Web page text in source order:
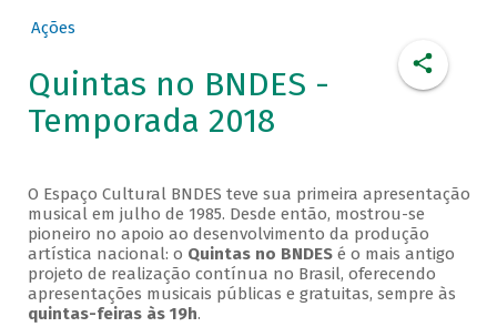
Ações
Quintas no BNDES -
Temporada 2018
O Espaço Cultural BNDES teve sua primeira apresentação
musical em julho de 1985. Desde então, mostrou-se
pioneiro no apoio ao desenvolvimento da produção
artística nacional: o Quintas no BNDESé o mais antigo
projeto de realização contínua no Brasil, oferecendo
apresentações musicais públicas e gratuitas, sempre às
quintas-feiras às 19h.